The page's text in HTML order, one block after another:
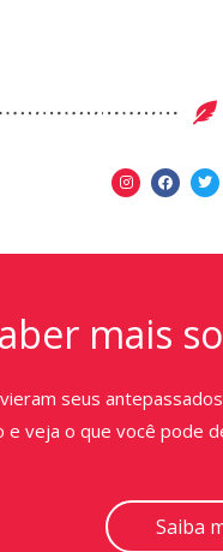
mais
seus
e veja o que você pode
Saiba